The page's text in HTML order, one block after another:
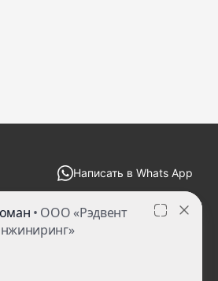
Написать в Whats App
zakaz@redvent-decor.ru